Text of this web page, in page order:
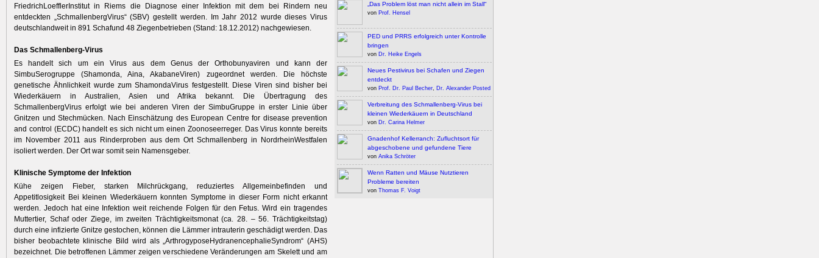
FriedrichLoefflerInstitut in Riems die Diagnose einer Infektion mit dem bei Rindern neu
entdeckten „SchmallenbergVirus“ (SBV) gestellt werden. Im Jahr 2012 wurde dieses Virus
deutschlandweit in 891 Schafund 48 Ziegenbetrieben (Stand: 18.12.2012) nachgewiesen.
Das Schmallenberg-Virus
Es handelt sich um ein Virus aus dem Genus der Orthobunyaviren und kann der
SimbuSerogruppe (Shamonda, Aina, AkabaneViren) zugeordnet werden. Die höchste
genetische Ähnlichkeit wurde zum ShamondaVirus festgestellt. Diese Viren sind bisher bei
Wiederkäuern in Australien, Asien und Afrika bekannt. Die Übertragung des
SchmallenbergVirus erfolgt wie bei anderen Viren der SimbuGruppe in erster Linie über
Gnitzen und Stechmücken. Nach Einschätzung des European Centre for disease prevention
and control (ECDC) handelt es sich nicht um einen Zoonoseerreger. Das Virus konnte bereits
im November 2011 aus Rinderproben aus dem Ort Schmallenberg in NordrheinWestfalen
isoliert werden. Der Ort war somit sein Namensgeber.
Klinische Symptome der Infektion
Kühe zeigen Fieber, starken Milchrückgang, reduziertes Allgemeinbefinden und
Appetitlosigkeit Bei kleinen Wiederkäuern konnten Symptome in dieser Form nicht erkannt
werden. Jedoch hat eine Infektion weit reichende Folgen für den Fetus. Wird ein tragendes
Muttertier, Schaf oder Ziege, im zweiten Trächtigkeitsmonat (ca. 28. – 56. Trächtigkeitstag)
durch eine infizierte Gnitze gestochen, können die Lämmer intrauterin geschädigt werden. Das
bisher beobachtete klinische Bild wird als „ArthrogyposeHydranencephalieSyndrom“ (AHS)
bezeichnet. Die betroffenen Lämmer zeigen verschiedene Veränderungen am Skelett und am
„Das Problem löst man nicht allein im Stall“
von Prof. Hensel
PED und PRRS erfolgreich unter Kontrolle
bringen
von Dr. Heike Engels
Neues Pestivirus bei Schafen und Ziegen
entdeckt
von Prof. Dr. Paul Becher, Dr. Alexander Posted
Verbreitung des Schmallenberg-Virus bei
kleinen Wiederkäuern in Deutschland
von Dr. Carina Helmer
Gnadenhof Kellerranch: Zufluchtsort für
abgeschobene und gefundene Tiere
von Anika Schröter
Wenn Ratten und Mäuse Nutztieren
Probleme bereiten
von Thomas F. Voigt